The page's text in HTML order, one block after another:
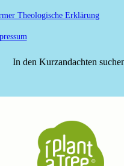
Theologische Erklärung
In den Kurzandachten